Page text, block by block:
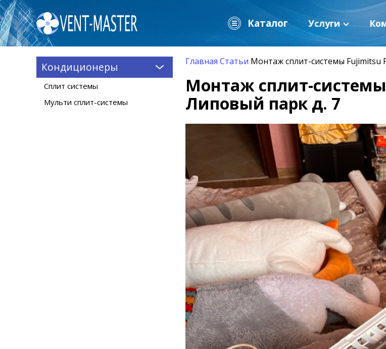
Каталог Услуги
Главная Статьи Монтаж сплит-системы Fujimitsu
Монтаж сплит-системы
Липовый парк д. 7
Кондиционеры
Сплит системы
Мульти сплит-системы